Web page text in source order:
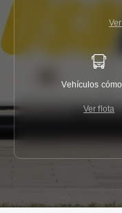
Vehículos
Ver flota